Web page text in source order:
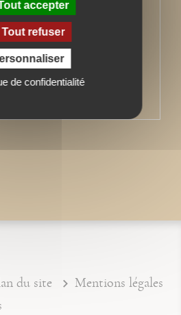
du site
Mentions légales
accepter
Tout refuser
de confidentialité